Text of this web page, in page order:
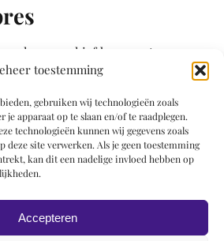
toestemming
gebruiken wij technologieën zoals
apparaat op te slaan en/of te raadplegen.
technologieën kunnen wij gegevens zoals
deze site verwerken. Als je geen toestemming
kan dit een nadelige invloed hebben op
Accepteren
volgens archiefdocumenten
in Amiens tussen 1435 en 1444.
van de Boccaccio van Genèveof
). Zelf soms gelijkgesteld met de
van Juvenal des Ursinsof
Dreux Budé.